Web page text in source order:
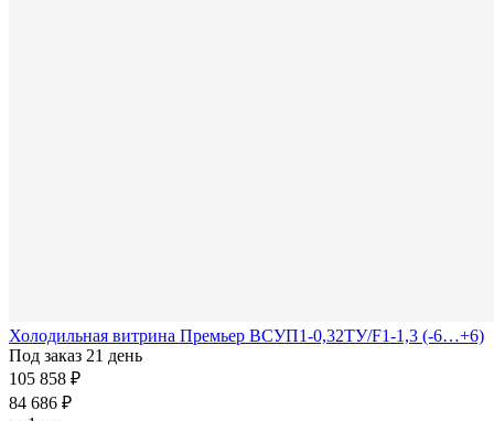
Холодильная витрина Премьер ВСУП1-0,32ТУ/F1-1,3 (-6…+6)
Под заказ 21 день
105 858 ₽
84 686 ₽